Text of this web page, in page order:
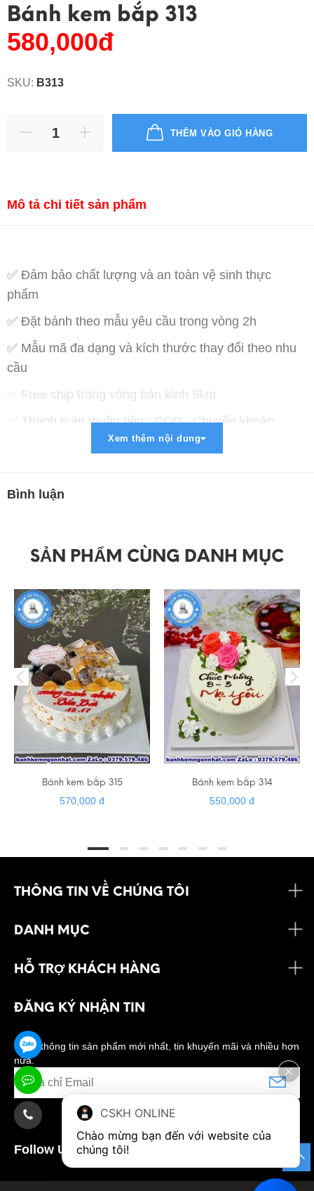
Bánh kem bắp 313
580,000đ
SKU: B313
THÊM VÀO GIỎ HÀNG
Mô tả chi tiết sản phẩm
✅ Đảm bảo chất lượng và an toàn vệ sinh thực
phẩm
✅ Đặt bánh theo mẫu yêu cầu trong vòng 2h
✅ Mẫu mã đa dạng và kích thước thay đổi theo nhu
cầu
✅ Free ship trong vòng bán kính 5km
✅ Thanh toán thuận tiện : COD , Chuyển khoản ,
➖➖➖➖➖➖➖➖➖➖➖➖➖➖➖➖
banhkemngonnhat.com
✅ Cảm ơn quý khách đã luôn tin tưởng và ủng hộ
Xem thêm nội dung
Bình luận
SẢN PHẨM CÙNG DANH MỤC
Bánh kem bắp 315
570,000 đ
Bánh kem bắp 314
550,000 đ
THÔNG TIN VỀ CHÚNG TÔI
DANH MỤC
HỖ TRỢ KHÁCH HÀNG
ĐĂNG KÝ NHẬN TIN
Nhận thông tin sản phẩm mới nhất, tin khuyến mãi và nhiều hơn
nữa.
Follow Us:
CSKH ONLINE
Chào mừng bạn đến với website của
chúng tôi!